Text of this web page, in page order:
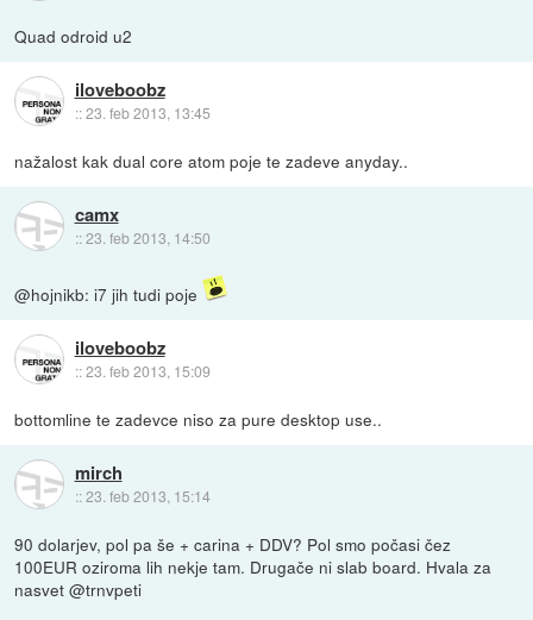
Quad odroid u2
iloveboobz
::23. feb 2013, 13:45
nažalost kak dual core atom poje te zadeve anyday..
camx
::23. feb 2013, 14:50
@hojnikb: i7 jih tudi poje
iloveboobz
::23. feb 2013, 15:09
bottomline te zadevce niso za pure desktop use..
mirch
::23. feb 2013, 15:14
90 dolarjev, pol pa še + carina + DDV? Pol smo počasi čez
100EUR oziroma lih nekje tam. Drugače ni slab board. Hvala za
nasvet @trnvpeti